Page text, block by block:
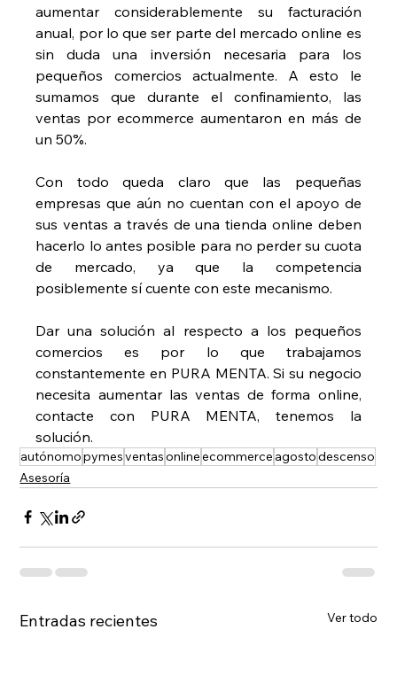
aumentar considerablemente su facturación
anual, por lo que ser parte del mercado online es
sin duda una inversión necesaria para los
pequeños comercios actualmente. A esto le
sumamos que durante el confinamiento, las
ventas por ecommerce aumentaron en más de
un 50%.
Con todo queda claro que las pequeñas
empresas que aún no cuentan con el apoyo de
sus ventas a través de una tienda online deben
hacerlo lo antes posible para no perder su cuota
de mercado, ya que la competencia
posiblemente sí cuente con este mecanismo.
Dar una solución al respecto a los pequeños
comercios es por lo que trabajamos
constantemente en PURA MENTA. Si su negocio
necesita aumentar las ventas de forma online,
contacte con PURA MENTA, tenemos la
solución.
autónomopymesventasonlineecommerce agostodescenso
Asesoría
Entradas recientes Ver todo